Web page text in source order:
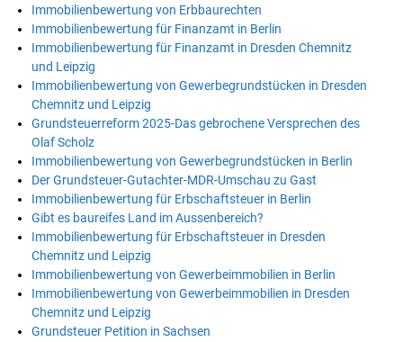
Immobilienbewertung von Erbbaurechten
Immobilienbewertung für Finanzamt in Berlin
Immobilienbewertung für Finanzamt in Dresden Chemnitz
und Leipzig
Immobilienbewertung von Gewerbegrundstücken in Dresden
Chemnitz und Leipzig
Grundsteuerreform 2025-Das gebrochene Versprechen des
Olaf Scholz
Immobilienbewertung von Gewerbegrundstücken in Berlin
Der Grundsteuer-Gutachter-MDR-Umschau zu Gast
Immobilienbewertung für Erbschaftsteuer in Berlin
Gibt es baureifes Land im Aussenbereich?
Immobilienbewertung für Erbschaftsteuer in Dresden
Chemnitz und Leipzig
Immobilienbewertung von Gewerbeimmobilien in Berlin
Immobilienbewertung von Gewerbeimmobilien in Dresden
Chemnitz und Leipzig
Grundsteuer Petition in Sachsen